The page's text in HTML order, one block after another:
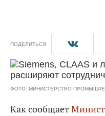
ПОДЕЛИТЬСЯ
ФОТО: МИНИСТЕРСТВО
Как сообщает